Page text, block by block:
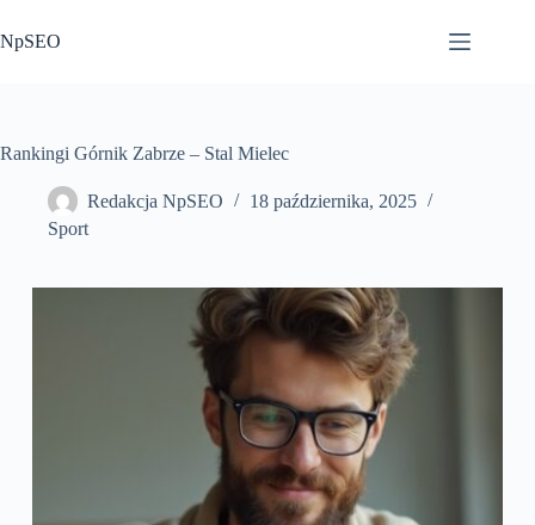
do
treści
NpSEO
Rankingi Górnik Zabrze – Stal Mielec
Redakcja NpSEO
18 października, 2025
Sport